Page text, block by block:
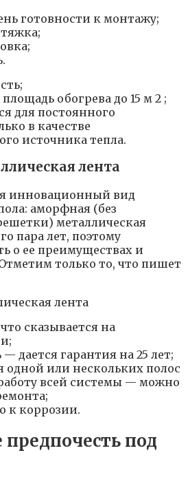
готовности к монтажу;
обогрева до 15 м 2 ;
для постоянного
в качестве
источника тепла.
лента
инновационный вид
аморфная (без
металлическая
пара лет, поэтому
о ее преимуществах и
только то, что пишет
сказывается на
— дается гарантия на 25 лет;
одной или нескольких полос
всей системы — можно
к коррозии.
под